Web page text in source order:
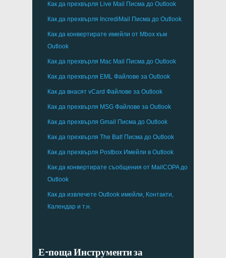
Как да прехвърля Live Mail Писма до Outlook
Как да прехвърля IncrediMail Писма до Outlook
Как да конвертирате имейли от Mbox към
Outlook
Как да прехвърля Mac Mail Писма до Outlook
Как да прехвърля EML Файлове за Outlook
Как да внасят vCard Файлове за Outlook
Как да прехвърля MSG Файлове за Outlook
Как да прехвърля Gmail Писма до Outlook
Как да прехвърля The Bat! Писма до Outlook
Как да прехвърля Postbox Имейли в Outlook
Как да конвертирате съобщения от MailCOPAдо
Outlook
Как да извлечете Outlook имейли, Контакти,
Календар и т.н.
Е-поща Инструменти за